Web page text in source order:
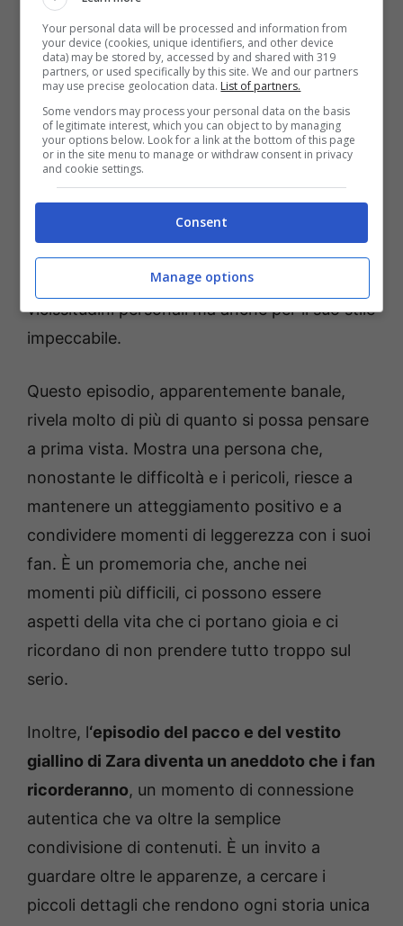
drammatica quanto ironica. Ma non è tutto.
La celebrità ha colto l’occasione per
condividere qualcosa di più leggero e
fashion: il suo vestito giallino di Zara. Un
dettaglio che, in mezzo a una storia così
carica di tensione, ha offerto un momento di
leggerezza e stile. Il vestito, semplice ma
elegante, ha dimostrato ancora una volta il
di catturare l’attenzione non solo per le
vicissitudini personali ma anche per il suo stile
impeccabile.
Questo episodio, apparentemente banale,
rivela molto di più di quanto si possa pensare
a prima vista. Mostra una persona che,
nonostante le difficoltà e i pericoli, riesce a
mantenere un atteggiamento positivo e a
condividere momenti di leggerezza con i suoi
fan. È un promemoria che, anche nei
momenti più difficili, ci possono essere
aspetti della vita che ci portano gioia e ci
ricordano di non prendere tutto troppo sul
serio.
Inoltre, l‘episodio del pacco e del vestito
giallino di Zara diventa un aneddoto che i fan
ricorderanno, un momento di connessione
autentica che va oltre la semplice
condivisione di contenuti. È un invito a
guardare oltre le apparenze, a cercare i
piccoli dettagli che rendono ogni storia unica
Your personal data will be processed and information from
your device (cookies, unique identifiers, and other device
data) may be stored by, accessed by and shared with 319
partners, or used specifically by this site. We and our partners
may use precise geolocation data. List of partners.
Some vendors may process your personal data on the basis
of legitimate interest, which you can object to by managing
your options below. Look for a link at the bottom of this page
or in the site menu to manage or withdraw consent in privacy
and cookie settings.
Consent
Manage options